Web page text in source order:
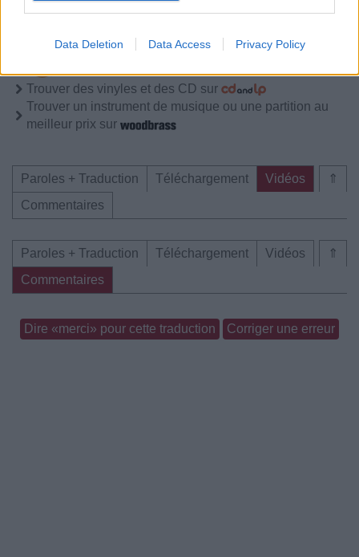
Data Deletion Data Access Privacy Policy
Vous aimez chanter, apprenez la guitare chez
Télécharger légalement les MP3 sur
Télécharger légalement les MP3 ou trouver le CD sur
Trouver des vinyles et des CD sur
Trouver un instrument de musique ou une partition au
meilleur prix sur
⇑
Paroles + Traduction Téléchargement
Vidéos
Commentaires
⇑
Paroles + Traduction Téléchargement
Vidéos
Commentaires
Dire «merci» pour cette traduction Corriger une erreur